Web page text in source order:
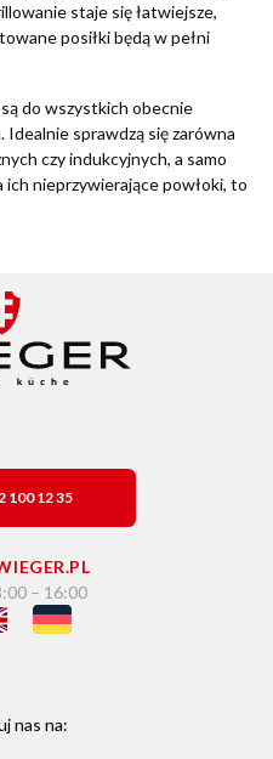
staje się łatwiejsze,
posiłki będą w pełni
do wszystkich obecnie
sprawdzą się zarówna
czy indukcyjnych, a samo
ich nieprzywierające powłoki, to
100 12 35
– 16:00
nas na: